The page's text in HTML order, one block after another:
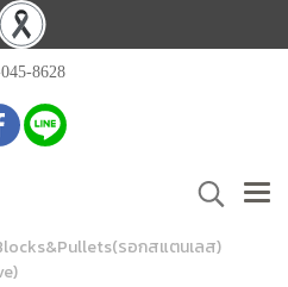
8628
รอกสแตนเลส)